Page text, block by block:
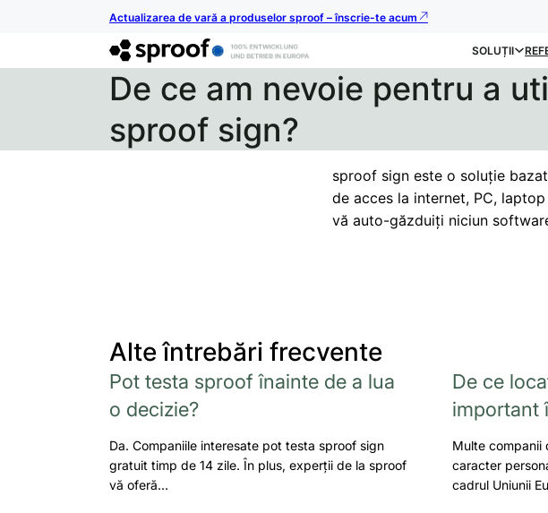
Actualizarea de vară a produselor sproof – înscrie-te acum
SOLUȚII
De ce am nevoie pentru a
sproof sign?
sproof sign este o soluție
de acces la internet, PC,
vă auto-găzduiți niciun
Alte întrebări frecvente
Pot testa sproof înainte de a lua
o decizie?
Da. Companiile interesate pot testa sproof sign
gratuit timp de 14 zile. În plus, experții de la sproof
vă oferă…
De ce
important
Multe companii
caracter
cadrul Uniunii